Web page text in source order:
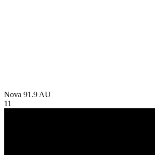
Nova 91.9 AU
11